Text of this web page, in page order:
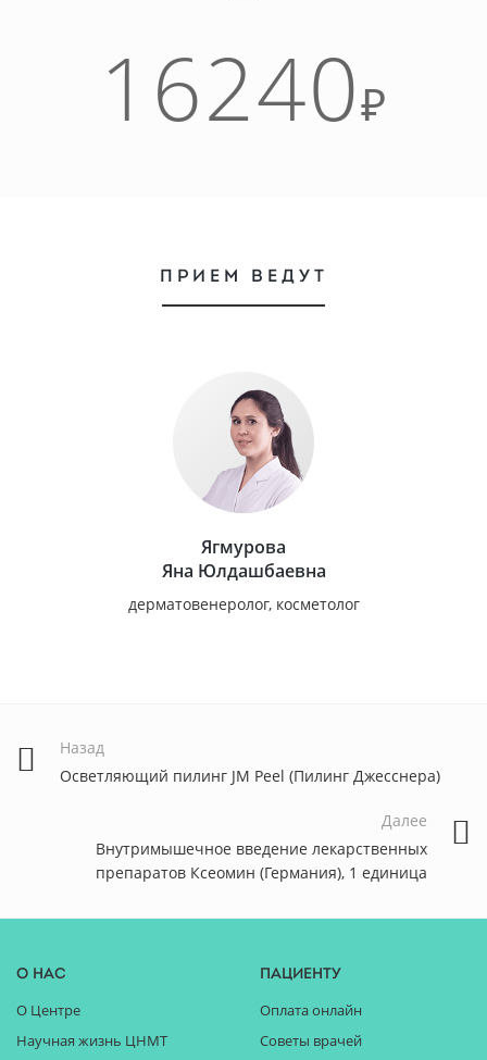
16240₽
ПРИЕМ ВЕДУТ
Ягмурова
Яна Юлдашбаевна
дерматовенеролог, косметолог
Назад
Осветляющий пилинг JM Peel (Пилинг Джесснера)
Далее
Внутримышечное введение лекарственных
препаратов Ксеомин (Германия), 1 единица
О нас
О Центре
Научная жизнь ЦНМТ
Пациенту
Оплата онлайн
Советы врачей